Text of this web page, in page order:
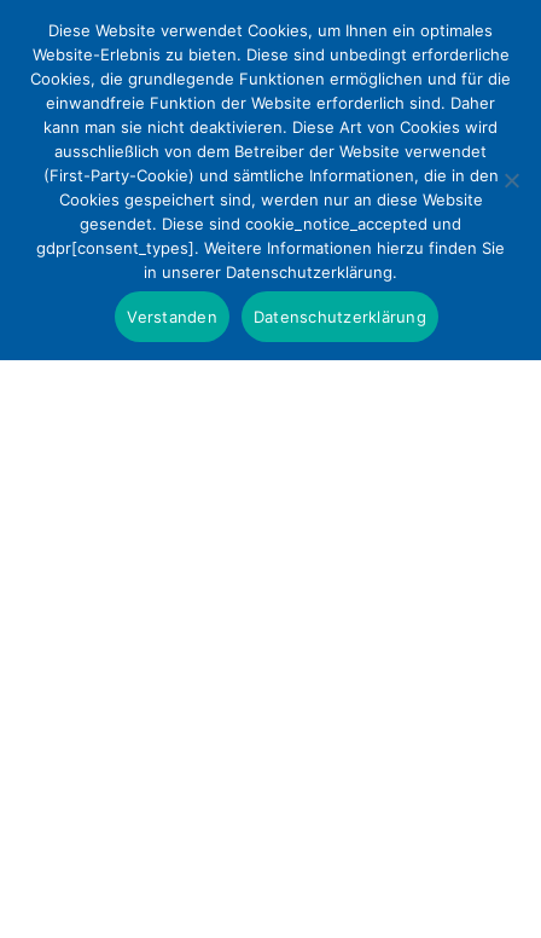
DEKV-Vorschlag für
Qualitätskriterien zum
Hebammenkreißsaal
Positionen
Diese Website verwendet Cookies, um Ihnen ein optimales
Website-Erlebnis zu bieten. Diese sind unbedingt erforderliche
Cookies, die grundlegende Funktionen ermöglichen und für die
einwandfreie Funktion der Website erforderlich sind. Daher
kann man sie nicht deaktivieren. Diese Art von Cookies wird
ausschließlich von dem Betreiber der Website verwendet
(First-Party-Cookie) und sämtliche Informationen, die in den
Cookies gespeichert sind, werden nur an diese Website
gesendet. Diese sind cookie_notice_accepted und
gdpr[consent_types]. Weitere Informationen hierzu finden Sie
in unserer Datenschutzerklärung.
Verstanden Datenschutzerklärung